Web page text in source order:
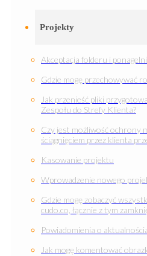
Projekty
Akceptacja folderu i
Gdzie mogę przechowywać
Jak przenieść pliki
Zespołu do Strefy Klienta?
Czy jest możliwość ochrony
ściągnięciem przez klienta
Kasowanie projektu
Wprowadzenie nowego
Gdzie mogę zobaczyć
cudo.co, łącznie z tym
Powiadomienia o
Jak mogę komentować